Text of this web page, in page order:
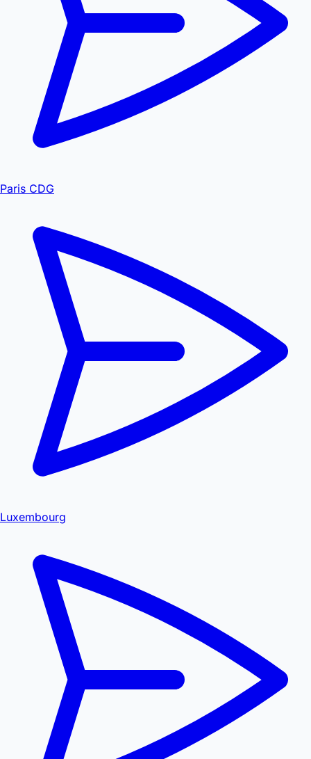
Paris CDG
Luxembourg